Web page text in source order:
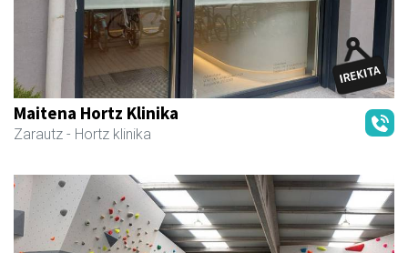
Maitena Hortz Klinika
Zarautz - Hortz klinika